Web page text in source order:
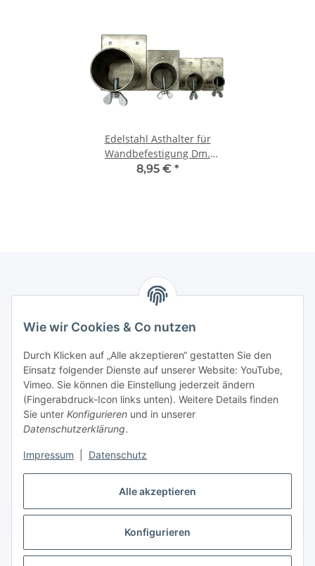
Alle akzeptieren
Konfigurieren
Wie wir Cookies & Co nutzen
Durch Klicken auf „Alle akzeptieren“ gestatten Sie den
Einsatz folgender Dienste auf unserer Website: YouTube,
Vimeo. Sie können die Einstellung jederzeit ändern
(Fingerabdruck-Icon links unten). Weitere Details finden
Sie unter Konfigurieren und in unserer
Datenschutzerklärung.
Impressum Datenschutz
Edelstahl Asthalter für
Wandbefestigung Dm.
40mm
8,95 € *
Mein Konto
Hosting, Design & JTL-Support
masterframe GmbH